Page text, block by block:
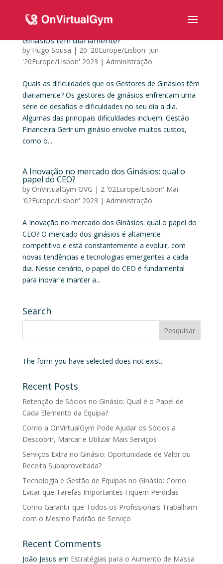
Ginásios têm diariamente?
by Hugo Sousa | 20 '20Europe/Lisbon' Jun
'20Europe/Lisbon' 2023 | Administração
Quais as dificuldades que os Gestores de Ginásios têm
diariamente? Os gestores de ginásios enfrentam uma
série de desafios e dificuldades no seu dia a dia.
Algumas das principais dificuldades incluem: Gestão
Financeira Gerir um ginásio envolve muitos custos,
como o...
A Inovação no mercado dos Ginásios: qual o
papel do CEO?
by OnVirtualGym OVG | 2 '02Europe/Lisbon' Mai
'02Europe/Lisbon' 2023 | Administração
A Inovação no mercado dos Ginásios: qual o papel do
CEO? O mercado dos ginásios é altamente
competitivo e está constantemente a evoluir, com
novas tendências e tecnologias emergentes a cada
dia. Nesse cenário, o papel do CEO é fundamental
para inovar e manter a...
Search
The form you have selected does not exist.
Recent Posts
Retenção de Sócios no Ginásio: Qual é o Papel de
Cada Elemento da Equipa?
Como a OnVirtualGym Pode Ajudar os Sócios a
Descobrir, Marcar e Utilizar Mais Serviços
Serviços Extra no Ginásio: Oportunidade de Valor ou
Receita Subaproveitada?
Tecnologia e Gestão de Equipas no Ginásio: Como
Evitar que Tarefas Importantes Fiquem Perdidas
Como Garantir que Todos os Profissionais Trabalham
com o Mesmo Padrão de Serviço
Recent Comments
João Jesus em Estratégias para o Aumento de Massa